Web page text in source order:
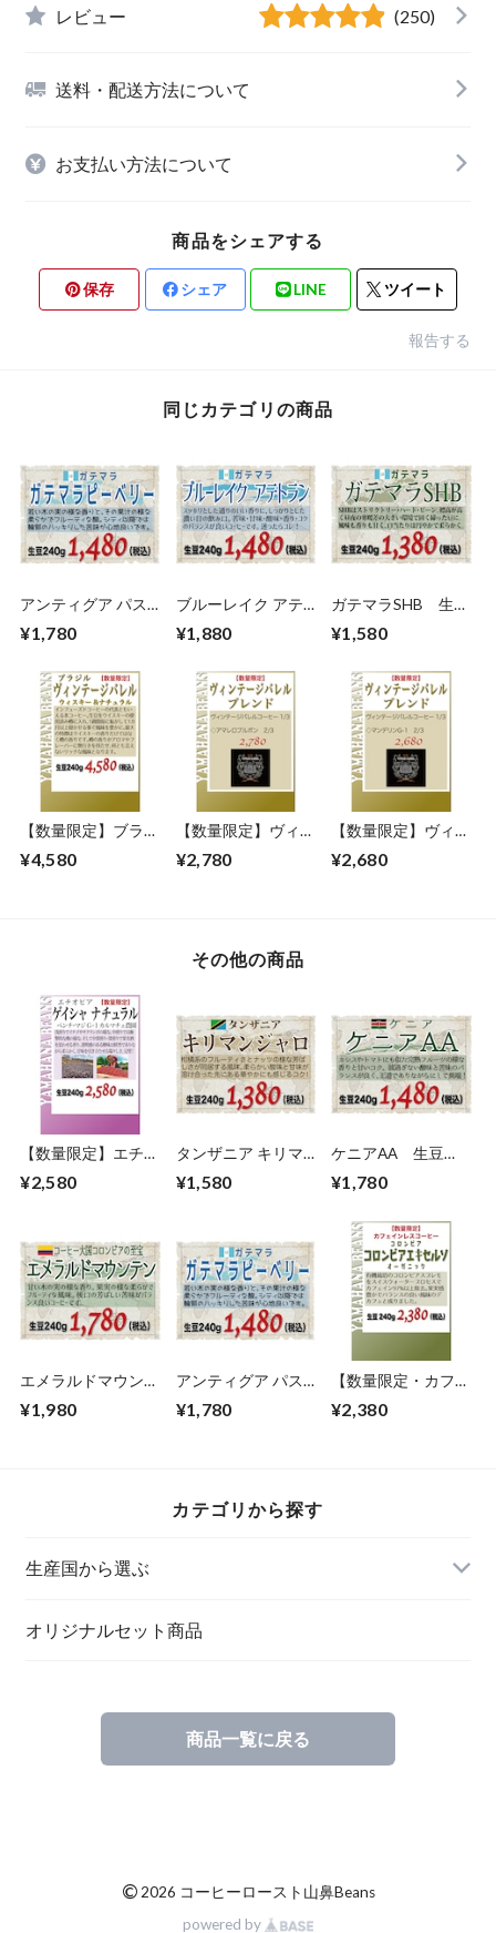
レビュー (250)
送料・配送方法について
お支払い方法について
商品をシェアする
保存 シェア LINE ツイート
報告する
同じカテゴリの商品
アンティグア パス
（ガテマラ）生豆
¥1,780
ブルーレイク アテ
生豆240gを焙煎
¥1,880
ガテマラSHB 生豆
¥1,580
【数量限定】ブラジ
レル コーヒー ウィ
¥4,580
【数量限定】ヴィン
ド（アマレロブルボ
¥2,780
【数量限定】ヴィン
ド（マンデリンG-
¥2,680
その他の商品
【数量限定】エチオ
ピア ゲイシャG-1
ナチュラル カルマ
¥2,580
タンザニア キリマ
ンジャロ 生豆
240gを焙煎
¥1,580
ケニアAA 生豆
240gを焙煎
¥1,780
エメラルドマウンテ
豆240gを焙煎
¥1,980
アンティグア パス
（ガテマラ）生豆
¥1,780
【数量限定・カフェ
コロンビア エキセ
¥2,380
カテゴリから探す
生産国から選ぶ
オリジナルセット商品
商品一覧に戻る
©2026 コーヒーロースト山鼻Beans
powered by